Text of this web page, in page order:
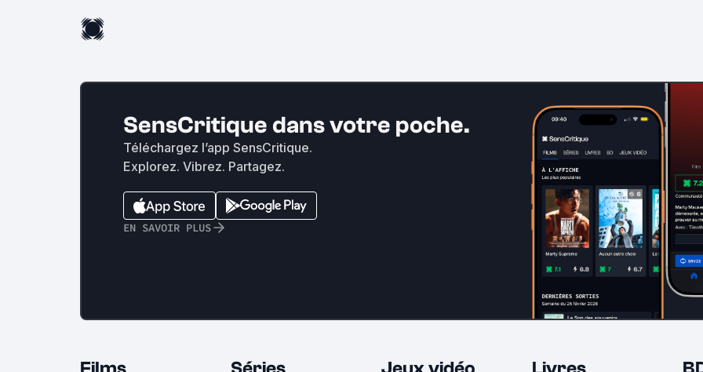
SensCritique dans votre poche.
Téléchargez l’app SensCritique.
Explorez. Vibrez. Partagez.
EN SAVOIR PLUS